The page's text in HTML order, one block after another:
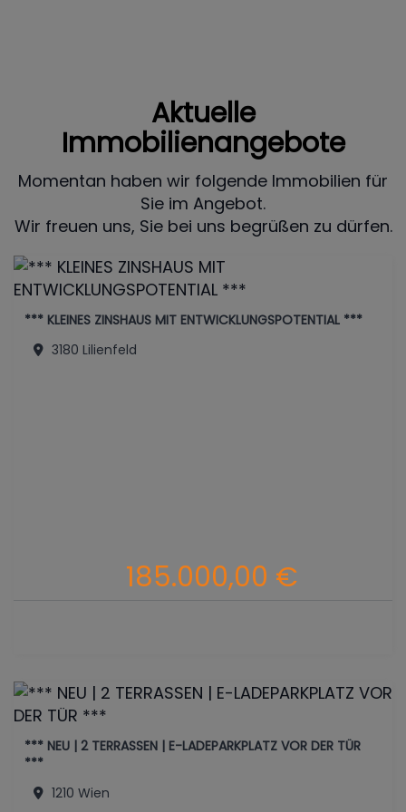
Aktuelle
Immobilienangebote
Momentan haben wir folgende Immobilien für
Sie im Angebot.
Wir freuen uns, Sie bei uns begrüßen zu dürfen.
*** KLEINES ZINSHAUS MIT ENTWICKLUNGSPOTENTIAL ***
3180 Lilienfeld
185.000,00 €
*** NEU | 2 TERRASSEN | E-LADEPARKPLATZ VOR DER TÜR
***
1210 Wien